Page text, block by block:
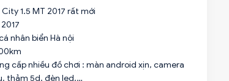
City 1.5 MT 2017 rất mới
nhân biển Hà nội
cấp nhiều đồ chơi : màn android xịn, camera
thảm 5d, đèn led,…